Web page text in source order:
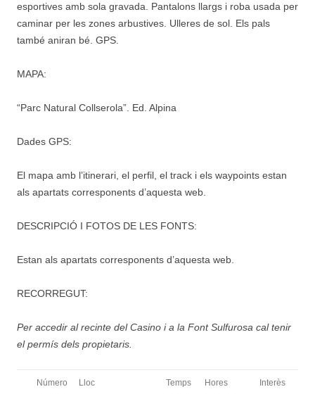
esportives amb sola gravada. Pantalons llargs i roba usada per
caminar per les zones arbustives. Ulleres de sol. Els pals
també aniran bé. GPS.
MAPA:
“Parc Natural Collserola”. Ed. Alpina
Dades GPS:
El mapa amb l’itinerari, el perfil, el track i els waypoints estan
als apartats corresponents d’aquesta web.
DESCRIPCIÓ I FOTOS DE LES FONTS:
Estan als apartats corresponents d’aquesta web.
RECORREGUT:
Per accedir al recinte del Casino i a la Font Sulfurosa cal tenir
el permís dels propietaris.
Número
Lloc
Temps
Hores
Interès